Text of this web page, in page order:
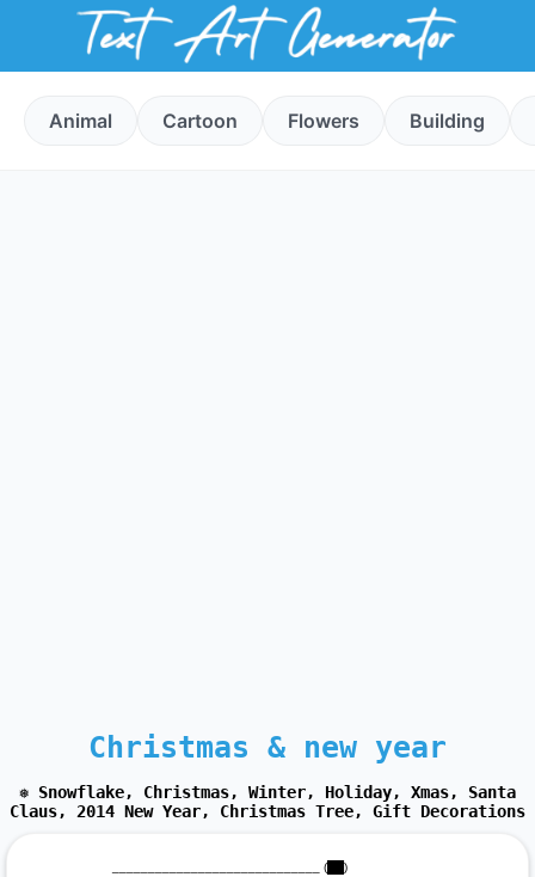
Animal Cartoon Flowers Building
Christmas & new year
❅ Snowflake, Christmas, Winter, Holiday, Xmas, Santa
Claus, 2014 New Year, Christmas Tree, Gift Decorations
_____________________________ (██)